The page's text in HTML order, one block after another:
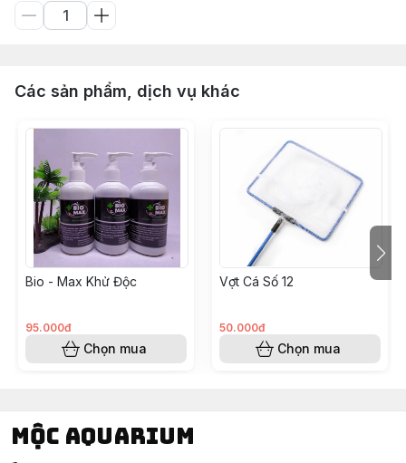
Các sản phẩm, dịch vụ khác
Bio - Max Khử Độc
95.000đ
Chọn mua
Vợt Cá Số 12
50.000đ
Chọn mua
Mộc Aquarium